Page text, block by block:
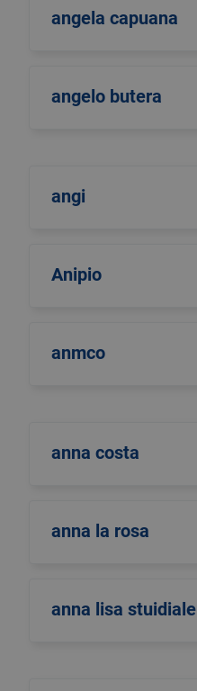
angela capuana
angelo butera
angi
Anipio
anmco
anna costa
anna la rosa
anna lisa stuidiale